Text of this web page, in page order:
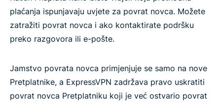
plaćanja ispunjavaju uvjete za povrat novca. Možete
zatražiti povrat novca i ako kontaktirate podršku
preko razgovora ili e-pošte.
Jamstvo povrata novca primjenjuje se samo na nove
Pretplatnike, a ExpressVPN zadržava pravo uskratiti
povrat novca Pretplatniku koji je već ostvario povrat